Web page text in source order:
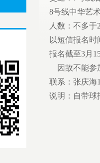
8号线中华艺
人数：不多于
以短信报名时
报名截至3月
因故不能参
联系：张庆海
说明：自带球